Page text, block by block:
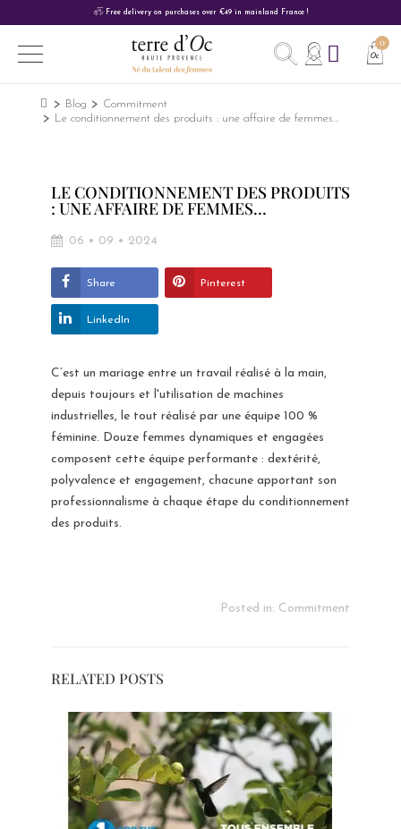
Free delivery on purchases over €49 in mainland France !
Gift card: The perfect gift idea to delight your loved ones.
Blog
Commitment
Le conditionnement des produits : une affaire de femmes…
LE CONDITIONNEMENT DES PRODUITS
: UNE AFFAIRE DE FEMMES…
06 • 09 • 2024
Share Pinterest
LinkedIn
C’est un mariage entre un travail réalisé à la main,
depuis toujours et l'utilisation de machines
industrielles, le tout réalisé par une équipe 100 %
féminine. Douze femmes dynamiques et engagées
composent cette équipe performante : dextérité,
polyvalence et engagement, chacune apportant son
professionnalisme à chaque étape du conditionnement
des produits.
Posted in: Commitment
RELATED POSTS